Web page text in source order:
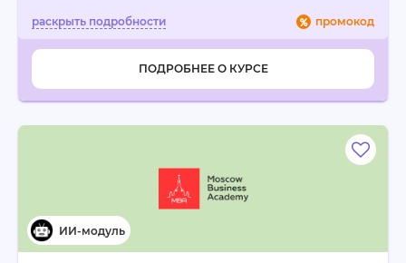
промокод
ПОДРОБНЕЕ О КУРСЕ